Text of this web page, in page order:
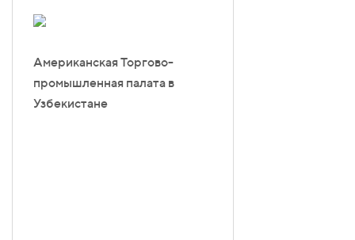
Американская Торгово-
промышленная палата в
Узбекистане